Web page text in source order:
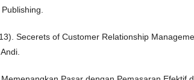
Secerets of Customer Relationship